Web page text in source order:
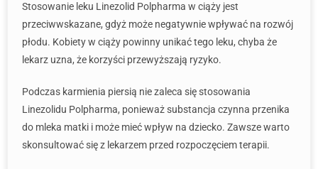
Stosowanie leku Linezolid Polpharma w ciąży jest
przeciwwskazane, gdyż może negatywnie wpływać na rozwój
płodu. Kobiety w ciąży powinny unikać tego leku, chyba że
lekarz uzna, że korzyści przewyższają ryzyko.
Podczas karmienia piersią nie zaleca się stosowania
Linezolidu Polpharma, ponieważ substancja czynna przenika
do mleka matki i może mieć wpływ na dziecko. Zawsze warto
skonsultować się z lekarzem przed rozpoczęciem terapii.